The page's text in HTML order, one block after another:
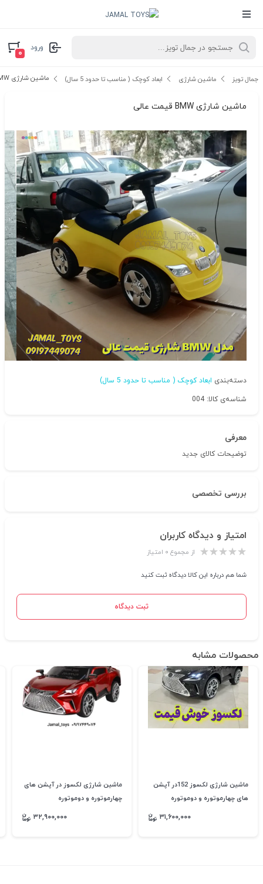
ورود
۰
جمال تویز ماشین شارژی ابعاد کوچک ( مناسب تا حدود 5 سال) ماشین شارژی BMW قیمت عالی
ماشین شارژی BMW قیمت عالی
دسته‌بندی ابعاد کوچک ( مناسب تا حدود 5 سال)
شناسه‌ی کالا: 004
معرفی
توضیحات کالای جدید
بررسی تخصصی
امتیاز و دیدگاه کاربران
از مجموع ۰ امتیاز
شما هم درباره این کالا دیدگاه ثبت کنید
ثبت دیدگاه
محصولات مشابه
ماشین شارژی لکسوز 152در آپشن
های چهارموتوره و دوموتوره
۳۱,۶۰۰,۰۰۰
ماشین شارژی لکسوز در آپشن های
چهارموتوره و دوموتوره
۳۲,۹۰۰,۰۰۰